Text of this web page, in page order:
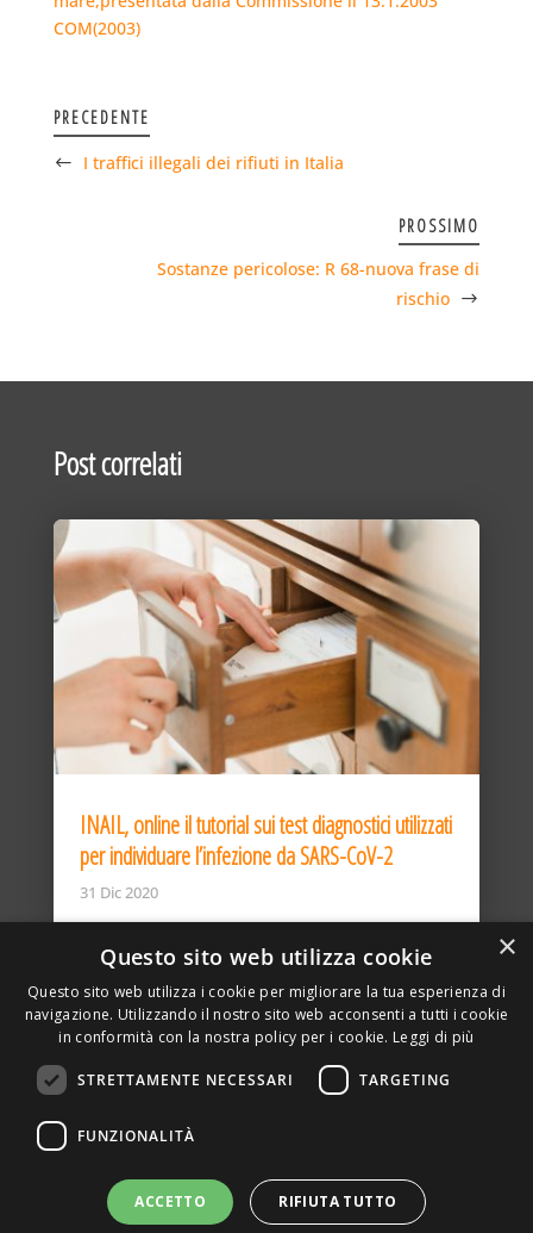
COM(2003)
PRECEDENTE
I traffici illegali dei rifiuti in Italia
PROSSIMO
Sostanze pericolose: R 68-nuova frase di
rischio
Post correlati
INAIL, online il tutorial sui test diagnostici utilizzati
per individuare l’infezione da SARS-CoV-2
31 Dic 2020
DELLA TORRE, 15 – 20127 – MILANO – P. IVA
SITO REALIZZATO DA GRAFICAEFOTO WEB AGENCY –
PARTNER SINTEL
×
Questo sito web utilizza cookie
Questo sito web utilizza i cookie per migliorare la tua esperienza di
navigazione. Utilizzando il nostro sito web acconsenti a tutti i cookie
in conformità con la nostra policy per i cookie. Leggi di più
STRETTAMENTE NECESSARI TARGETING
FUNZIONALITÀ
ACCETTO RIFIUTA TUTTO